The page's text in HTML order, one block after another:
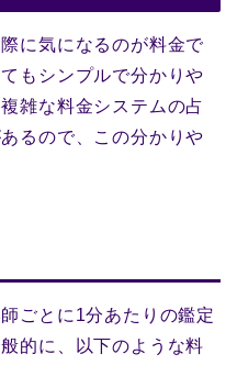
に気になるのが料金で
もシンプルで分かりや
雑な料金システムの占
るので、この分かりや
ごとに1分あたりの鑑定
的に、以下のような料